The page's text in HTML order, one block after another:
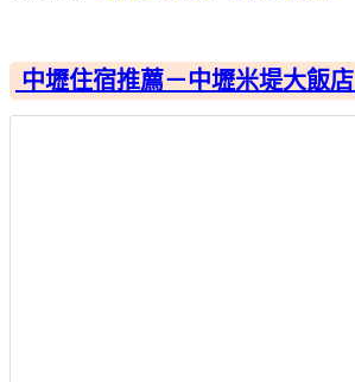
中壢住宿推薦－中壢米堤大飯店